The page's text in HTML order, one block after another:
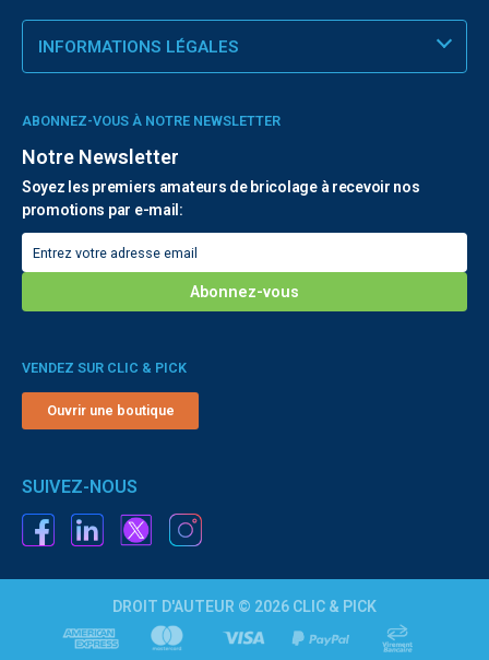
INFORMATIONS LÉGALES
ABONNEZ-VOUS À NOTRE NEWSLETTER
Notre Newsletter
Soyez les premiers amateurs de bricolage à recevoir nos
promotions par e-mail:
VENDEZ SUR CLIC & PICK
Ouvrir une boutique
SUIVEZ-NOUS
DROIT D'AUTEUR © 2026 CLIC & PICK